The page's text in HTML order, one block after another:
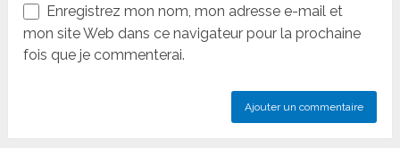
Enregistrez mon nom, mon adresse e-mail et
mon site Web dans ce navigateur pour la prochaine
fois que je commenterai.